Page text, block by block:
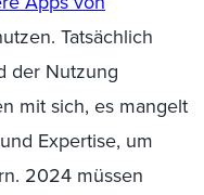
Tatsächlich
der Nutzung
mit sich, es mangelt
Expertise, um
2024 müssen